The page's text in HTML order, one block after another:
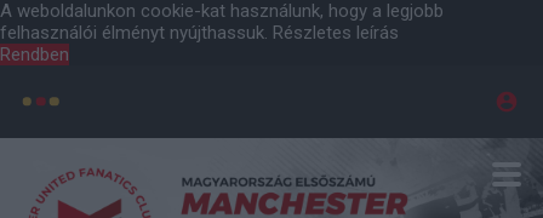
A weboldalunkon cookie-kat használunk, hogy a legjobb
felhasználói élményt nyújthassuk. Részletes leírás
Rendben